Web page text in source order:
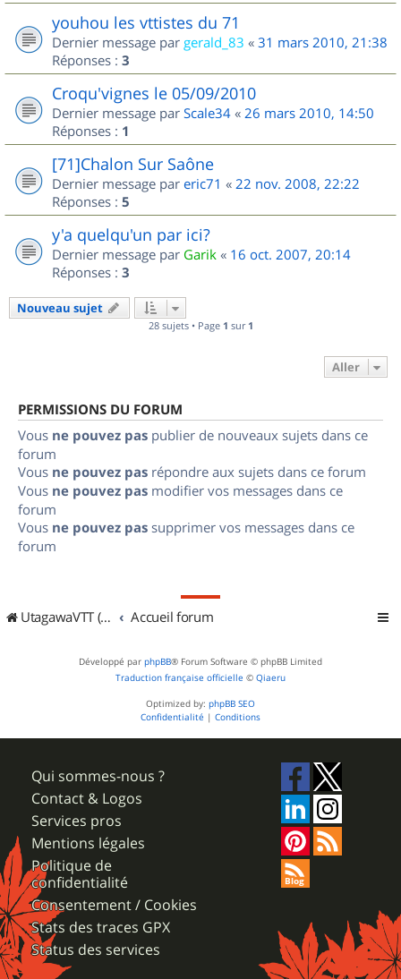
youhou les vttistes du 71
Dernier message par gerald_83 « 31 mars 2010, 21:38
Réponses : 3
Croqu'vignes le 05/09/2010
Dernier message par Scale34 « 26 mars 2010, 14:50
Réponses : 1
[71]Chalon Sur Saône
Dernier message par eric71 « 22 nov. 2008, 22:22
Réponses : 5
y'a quelqu'un par ici?
Dernier message par Garik « 16 oct. 2007, 20:14
Réponses : 3
Nouveau sujet
28 sujets • Page 1 sur 1
Aller
PERMISSIONS DU FORUM
Vous ne pouvez pas publier de nouveaux sujets dans ce
forum
Vous ne pouvez pas répondre aux sujets dans ce forum
Vous ne pouvez pas modifier vos messages dans ce
forum
Vous ne pouvez pas supprimer vos messages dans ce
forum
UtagawaVTT (Randos VTT et VTTAE avec traces GPS) Accueil forum
Développé par phpBB® Forum Software © phpBB Limited
Traduction française officielle © Qiaeru
Optimized by: phpBB SEO
Confidentialité | Conditions
Qui sommes-nous ?
Contact & Logos
Services pros
Mentions légales
Politique de
confidentialité
Consentement / Cookies
Stats des traces GPX
Status des services